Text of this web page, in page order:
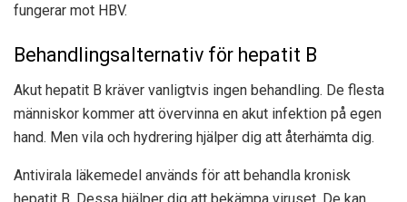
fungerar mot HBV.
Behandlingsalternativ för hepatit B
Akut hepatit B kräver vanligtvis ingen behandling. De flesta
människor kommer att övervinna en akut infektion på egen
hand. Men vila och hydrering hjälper dig att återhämta dig.
Antivirala läkemedel används för att behandla kronisk